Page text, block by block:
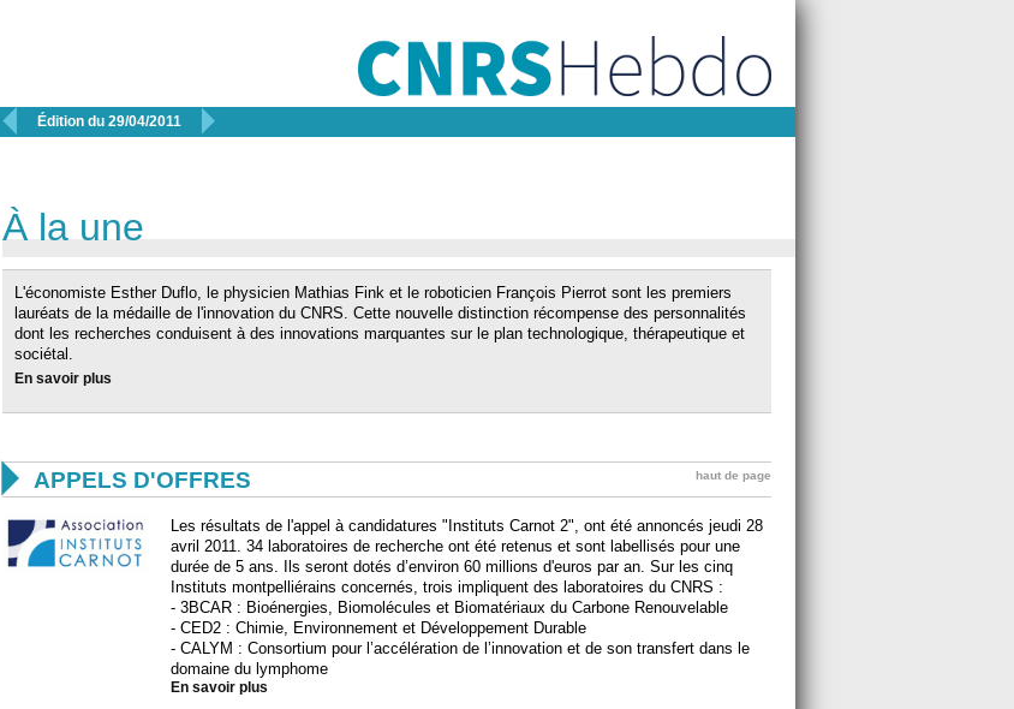
 Édition du 29/04/2011 
À la une
L'économiste Esther Duflo, le physicien Mathias Fink et le roboticien François Pierrot sont les premiers
lauréats de la médaille de l'innovation du CNRS. Cette nouvelle distinction récompense des personnalités
dont les recherches conduisent à des innovations marquantes sur le plan technologique, thérapeutique et
sociétal.
En savoir plus
 APPELS D'OFFRES haut de page
Les résultats de l'appel à candidatures "Instituts Carnot 2", ont été annoncés jeudi 28
avril 2011. 34 laboratoires de recherche ont été retenus et sont labellisés pour une
durée de 5 ans. Ils seront dotés d’environ 60 millions d'euros par an. Sur les cinq
Instituts montpelliérains concernés, trois impliquent des laboratoires du CNRS :
- 3BCAR : Bioénergies, Biomolécules et Biomatériaux du Carbone Renouvelable
- CED2 : Chimie, Environnement et Développement Durable
- CALYM : Consortium pour l’accélération de l’innovation et de son transfert dans le
domaine du lymphome
En savoir plus